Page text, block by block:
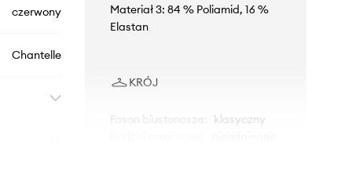
czerwony
Chantelle
Materiał 3: 84 % Poliamid, 16 %
Elastan
KRÓJ
Fason biustonosza
klasyczny